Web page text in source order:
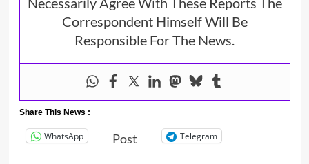
Correspondent Himself Will Be
Responsible For The News.
Share This News :
WhatsApp Post Telegram